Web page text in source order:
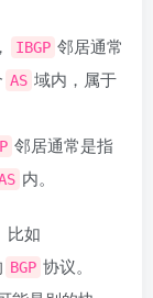
IBGP 邻居通常
AS 域内，属于
邻居通常是指
内。
比如
BGP 协议。